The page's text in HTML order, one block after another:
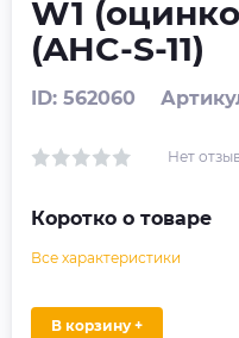
W1
(AHC-S-11)
ID: 562060
Нет
Коротко о товаре
Все характеристики
В корзину +